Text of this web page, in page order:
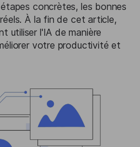
concrètes, les bonnes
À la fin de cet article,
utiliser l'IA de manière
votre productivité et